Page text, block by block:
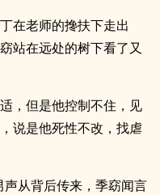
在老师的搀扶下走出
站在远处的树下看了又
，但是他控制不住，见
说是他死性不改，找虐
从背后传来，季窈闻言